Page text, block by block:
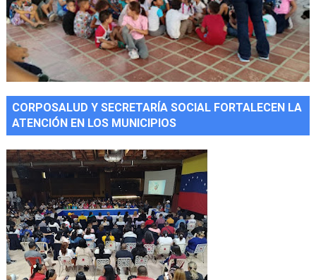
CORPOSALUD Y SECRETARÍA SOCIAL FORTALECEN LA
ATENCIÓN EN LOS MUNICIPIOS